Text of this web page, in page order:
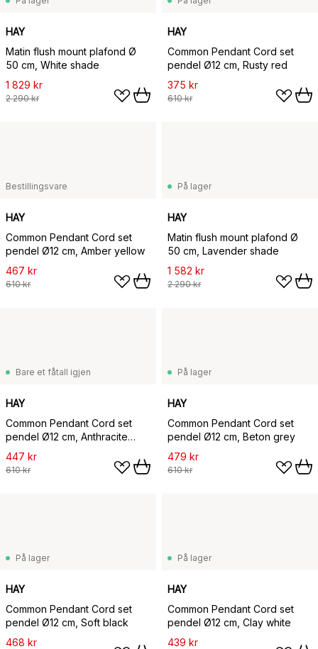
HAY
Matin flush mount plafond Ø
50 cm, White shade
1 829 kr
2 290 kr
HAY
Common Pendant Cord set
pendel Ø12 cm, Rusty red
375 kr
610 kr
Bestillingsvare
HAY
Common Pendant Cord set
pendel Ø12 cm, Amber yellow
467 kr
610 kr
På lager
HAY
Matin flush mount plafond Ø
50 cm, Lavender shade
1 582 kr
2 290 kr
Bare et fåtall igjen
HAY
Common Pendant Cord set
pendel Ø12 cm, Anthracite
blue
447 kr
610 kr
På lager
HAY
Common Pendant Cord set
pendel Ø12 cm, Beton grey
479 kr
610 kr
På lager
HAY
Common Pendant Cord set
pendel Ø12 cm, Soft black
468 kr
På lager
HAY
Common Pendant Cord set
pendel Ø12 cm, Clay white
439 kr